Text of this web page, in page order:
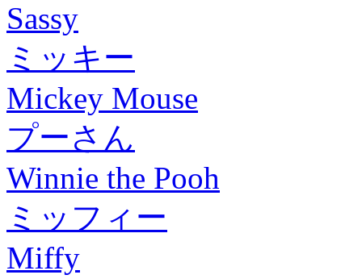
Sassy
ミッキー
Mickey Mouse
プーさん
Winnie the Pooh
ミッフィー
Miffy